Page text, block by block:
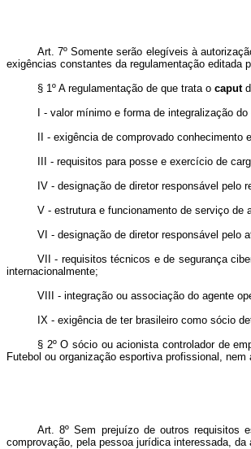
Art. 7º Somente serão elegíveis à
exigências constantes da regulamentação editada
§ 1º A regulamentação de que trata o caput
I - valor mínimo e forma de integralização
II - exigência de comprovado
III - requisitos para posse e exercício de
IV - designação de diretor responsável pelo
V - estrutura e funcionamento de serviço de
VI - designação de diretor responsável pelo
VII - requisitos técnicos e de segurança
internacionalmente;
VIII - integração ou associação do agente
IX - exigência de ter brasileiro como sócio
§ 2º O sócio ou acionista controlador de
Futebol ou organização esportiva profissional,
Art. 8º Sem prejuízo de outros requisitos
comprovação, pela pessoa jurídica interessada,